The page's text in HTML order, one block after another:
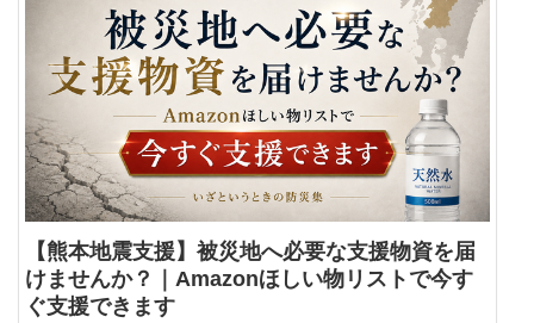
【熊本地震支援】被災地へ必要な支援物資を届
けませんか？｜Amazonほしい物リストで今す
ぐ支援できます